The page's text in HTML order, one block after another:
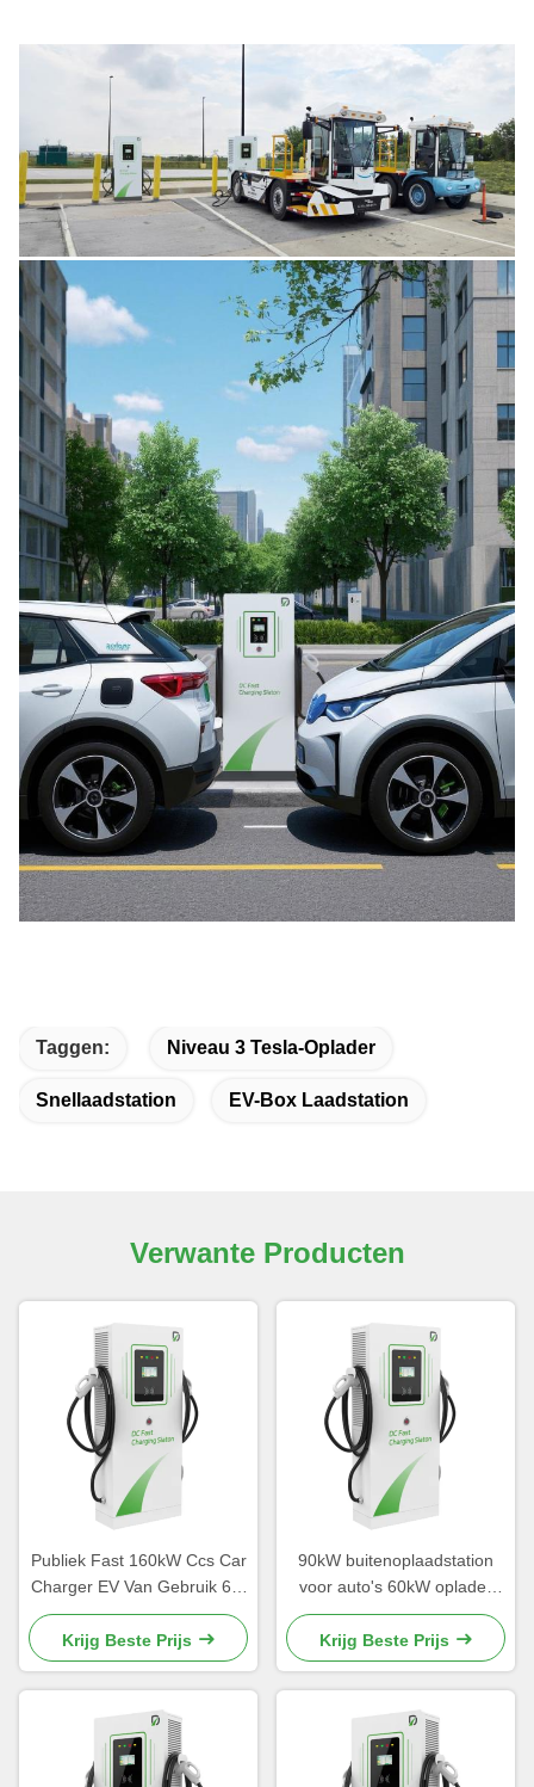
Taggen: Niveau 3 Tesla-Oplader
Snellaadstation EV-Box Laadstation
Verwante Producten
Publiek Fast 160kW Ccs Car
Charger EV Van Gebruik 60-
360kW Aluminium
legeringsmateriaal
Krijg Beste Prijs
90kW buitenoplaadstation
voor auto's 60kW oplader
High Power CE
Krijg Beste Prijs